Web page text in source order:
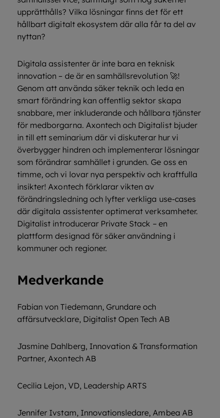
upprätthålls? Vilka lösningar finns det för ett
hållbart digitalt ekosystem där alla får ta del av
nyttan?
Digitala assistenter är inte bara en teknisk
innovation – de är en samhällsrevolution 🚀!
Genom att använda säker teknik och leda en
smart förändring kan offentlig sektor skapa
snabbare, mer inkluderande och hållbara tjänster
för medborgarna. Axontech och Digitalist bjuder
in till ett seminarium där vi diskuterar hur vi
överbygger hindren och implementerar lösningar
som förändrar samhället i grunden. Ge oss en
timme, och vi lovar nya perspektiv och kraftfulla
insikter! Axontech förklarar vikten av
förändringsledning och lyfter verkliga use-cases
där digitala assistenter optimerat verksamheter.
Digitalist introducerar Private Stack – en
plattform designad för säker användning i
kommuner och regioner.
Medverkande
Fabian von Tiedemann, Grundare och
affärsutvecklare, Digitalist Open Tech AB
Jasmine Dahlberg, Innovation & Transformation
Partner, Axontech AB
Cecilia Lejon, VD, Leadership ARTS
Jennifer Ivstam, Innovationsledare, Ambea AB